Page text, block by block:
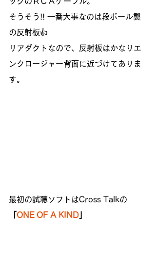
そうそう!! 一番大事なのは段ボール製
の反射板👍
リアダクトなので、反射板はかなりエ
ンクロージャー背面に近づけてありま
す。
最初の試聴ソフトはCross Talkの
ONE OF A KIND